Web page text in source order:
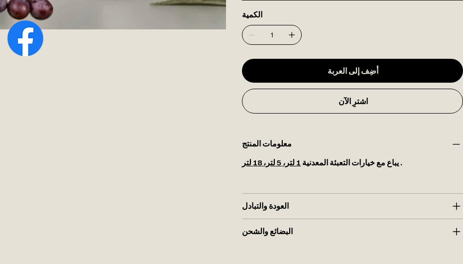
الكمية
أضِف إلى العربة
اشترِ الآن
معلومات المنتج
يباع مع خيارات التعبئة المعدنية 1 لتر، 5 لتر، 18 لتر .
العودة والتبادل
البضائع والشحن